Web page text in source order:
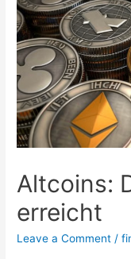
Altcoins:
erreicht
Leave a Comment /